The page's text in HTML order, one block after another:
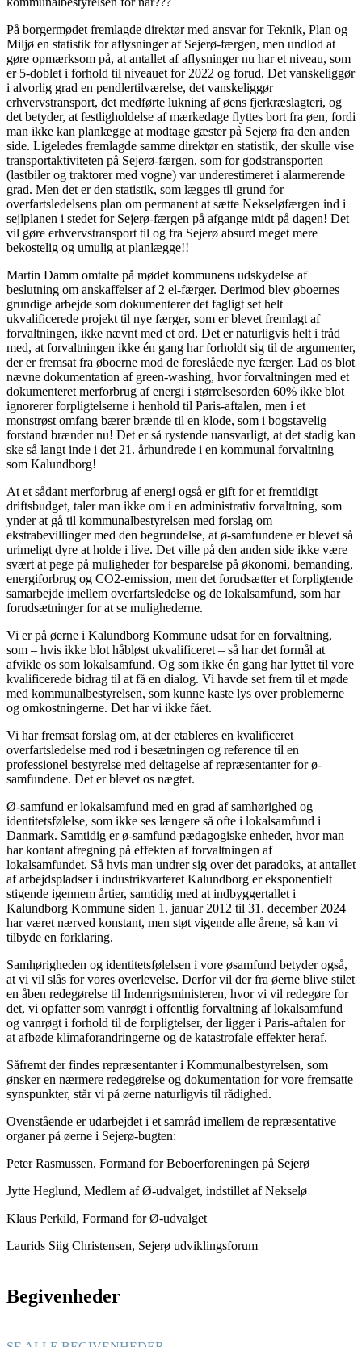
På borgermødet fremlagde direktør med ansvar for Teknik, Plan og
Miljø en statistik for aflysninger af Sejerø-færgen, men undlod at
gøre opmærksom på, at antallet af aflysninger nu har et niveau, som
er 5-doblet i forhold til niveauet for 2022 og forud. Det vanskeliggør
i alvorlig grad en pendlertilværelse, det vanskeliggør
erhvervstransport, det medførte lukning af øens fjerkræslagteri, og
det betyder, at festligholdelse af mærkedage flyttes bort fra øen, fordi
man ikke kan planlægge at modtage gæster på Sejerø fra den anden
side. Ligeledes fremlagde samme direktør en statistik, der skulle vise
transportaktiviteten på Sejerø-færgen, som for godstransporten
(lastbiler og traktorer med vogne) var underestimeret i alarmerende
grad. Men det er den statistik, som lægges til grund for
overfartsledelsens plan om permanent at sætte Nekseløfærgen ind i
sejlplanen i stedet for Sejerø-færgen på afgange midt på dagen! Det
vil gøre erhvervstransport til og fra Sejerø absurd meget mere
bekostelig og umulig at planlægge!!
Martin Damm omtalte på mødet kommunens udskydelse af
beslutning om anskaffelser af 2 el-færger. Derimod blev øboernes
grundige arbejde som dokumenterer det fagligt set helt
ukvalificerede projekt til nye færger, som er blevet fremlagt af
forvaltningen, ikke nævnt med et ord. Det er naturligvis helt i tråd
med, at forvaltningen ikke én gang har forholdt sig til de argumenter,
der er fremsat fra øboerne mod de foreslåede nye færger. Lad os blot
nævne dokumentation af green-washing, hvor forvaltningen med et
dokumenteret merforbrug af energi i størrelsesorden 60% ikke blot
ignorerer forpligtelserne i henhold til Paris-aftalen, men i et
monstrøst omfang bærer brænde til en klode, som i bogstavelig
forstand brænder nu! Det er så rystende uansvarligt, at det stadig kan
ske så langt inde i det 21. århundrede i en kommunal forvaltning
som Kalundborg!
At et sådant merforbrug af energi også er gift for et fremtidigt
driftsbudget, taler man ikke om i en administrativ forvaltning, som
ynder at gå til kommunalbestyrelsen med forslag om
ekstrabevillinger med den begrundelse, at ø-samfundene er blevet så
urimeligt dyre at holde i live. Det ville på den anden side ikke være
svært at pege på muligheder for besparelse på økonomi, bemanding,
energiforbrug og CO2-emission, men det forudsætter et forpligtende
samarbejde imellem overfartsledelse og de lokalsamfund, som har
forudsætninger for at se mulighederne.
Vi er på øerne i Kalundborg Kommune udsat for en forvaltning,
som – hvis ikke blot håbløst ukvalificeret – så har det formål at
afvikle os som lokalsamfund. Og som ikke én gang har lyttet til vore
kvalificerede bidrag til at få en dialog. Vi havde set frem til et møde
med kommunalbestyrelsen, som kunne kaste lys over problemerne
og omkostningerne. Det har vi ikke fået.
Vi har fremsat forslag om, at der etableres en kvalificeret
overfartsledelse med rod i besætningen og reference til en
professionel bestyrelse med deltagelse af repræsentanter for ø-
samfundene. Det er blevet os nægtet.
Ø-samfund er lokalsamfund med en grad af samhørighed og
identitetsfølelse, som ikke ses længere så ofte i lokalsamfund i
Danmark. Samtidig er ø-samfund pædagogiske enheder, hvor man
har kontant afregning på effekten af forvaltningen af
lokalsamfundet. Så hvis man undrer sig over det paradoks, at antallet
af arbejdspladser i industrikvarteret Kalundborg er eksponentielt
stigende igennem årtier, samtidig med at indbyggertallet i
Kalundborg Kommune siden 1. januar 2012 til 31. december 2024
har været nærved konstant, men støt vigende alle årene, så kan vi
tilbyde en forklaring.
Samhørigheden og identitetsfølelsen i vore øsamfund betyder også,
at vi vil slås for vores overlevelse. Derfor vil der fra øerne blive stilet
en åben redegørelse til Indenrigsministeren, hvor vi vil redegøre for
det, vi opfatter som vanrøgt i offentlig forvaltning af lokalsamfund
og vanrøgt i forhold til de forpligtelser, der ligger i Paris-aftalen for
at afbøde klimaforandringerne og de katastrofale effekter heraf.
Såfremt der findes repræsentanter i Kommunalbestyrelsen, som
ønsker en nærmere redegørelse og dokumentation for vore fremsatte
synspunkter, står vi på øerne naturligvis til rådighed.
Ovenstående er udarbejdet i et samråd imellem de repræsentative
organer på øerne i Sejerø-bugten:
Peter Rasmussen, Formand for Beboerforeningen på Sejerø
Jytte Heglund, Medlem af Ø-udvalget, indstillet af Nekselø
Klaus Perkild, Formand for Ø-udvalget
Laurids Siig Christensen, Sejerø udviklingsforum
Begivenheder